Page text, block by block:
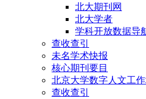
北大期刊网
北大学者
学科开放数据导
查收查引
未名学术快报
核心期刊要目
北京大学数字人文工
查收查引